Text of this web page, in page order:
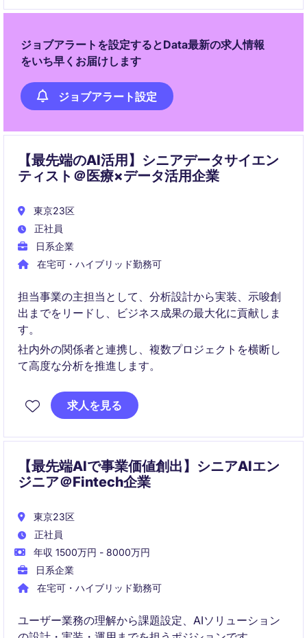
ジョブアラートを設定するとData最新の求人情報
をいち早くお届けします
ジョブアラート設定
【最先端のAI活用】シニアデータサイエン
ティスト＠医療×データ活用企業
東京23区
正社員
日系企業
在宅可・ハイブリッド勤務可
担当事業の主担当として、分析設計から実装、示唆創
出までをリードし、ビジネス成果の最大化に貢献しま
す。
社内外の関係者と連携し、複数プロジェクトを横断し
て高度な分析を推進します。
求人を見る
【最先端AIで事業価値創出】シニアAIエン
ジニア＠Fintech企業
東京23区
正社員
年収 1500万円 - 8000万円
日系企業
在宅可・ハイブリッド勤務可
ユーザー業務の理解から課題設定、AIソリューション